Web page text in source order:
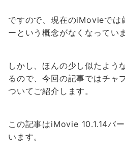
ですので、現在のiMovieでは
ーという概念がなくなってい
しかし、ほんの少し似たよう
るので、今回の記事ではチャ
ついてご紹介します。
この記事はiMovie 10.1.14バ
います。